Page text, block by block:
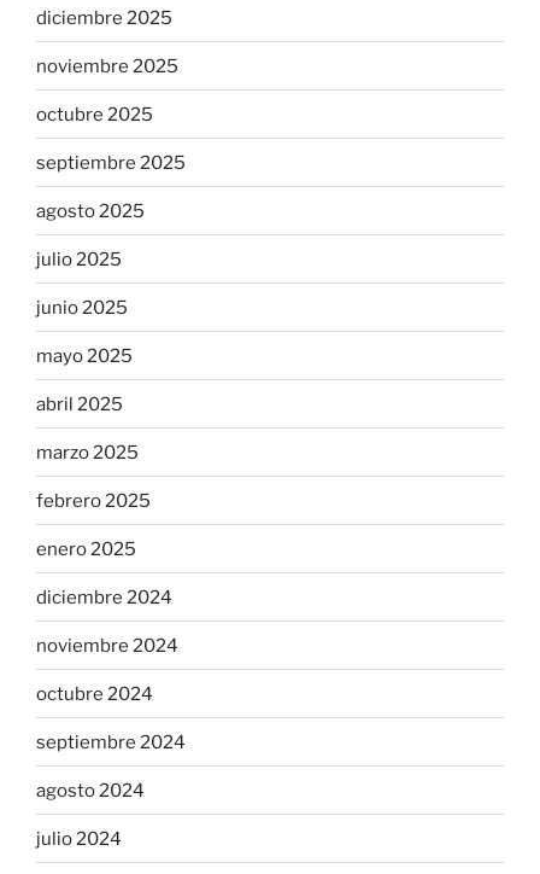
diciembre 2025
noviembre 2025
octubre 2025
septiembre 2025
agosto 2025
julio 2025
junio 2025
mayo 2025
abril 2025
marzo 2025
febrero 2025
enero 2025
diciembre 2024
noviembre 2024
octubre 2024
septiembre 2024
agosto 2024
julio 2024